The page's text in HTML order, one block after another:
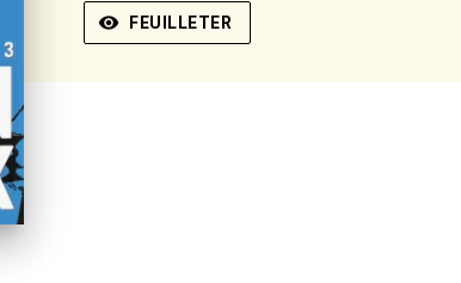
visibility FEUILLETER